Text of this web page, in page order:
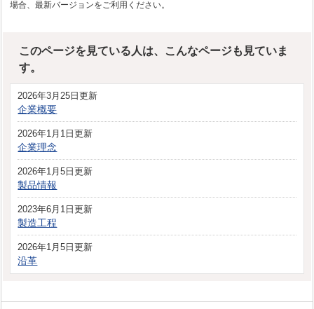
場合、最新バージョンをご利用ください。
このページを見ている人は、こんなページも見ていま
す。
2026年3月25日更新
企業概要
2026年1月1日更新
企業理念
2026年1月5日更新
製品情報
2023年6月1日更新
製造工程
2026年1月5日更新
沿革